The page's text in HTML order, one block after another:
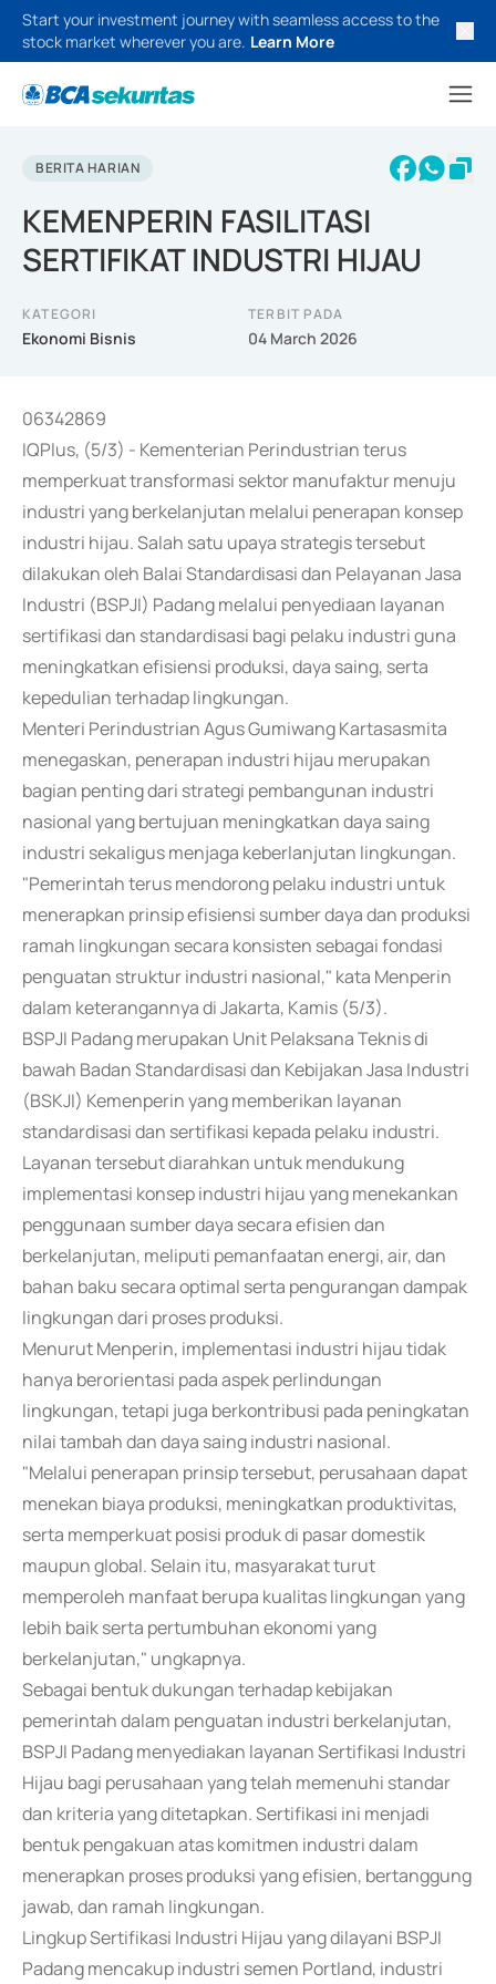
Start your investment journey with seamless access to the
stock market wherever you are. Learn More
BERITA HARIAN
KEMENPERIN FASILITASI
SERTIFIKAT INDUSTRI HIJAU
KATEGORI
Ekonomi Bisnis
TERBIT PADA
04 March 2026
06342869
IQPlus, (5/3) - Kementerian Perindustrian terus
memperkuat transformasi sektor manufaktur menuju
industri yang berkelanjutan melalui penerapan konsep
industri hijau. Salah satu upaya strategis tersebut
dilakukan oleh Balai Standardisasi dan Pelayanan Jasa
Industri (BSPJI) Padang melalui penyediaan layanan
sertifikasi dan standardisasi bagi pelaku industri guna
meningkatkan efisiensi produksi, daya saing, serta
kepedulian terhadap lingkungan.
Menteri Perindustrian Agus Gumiwang Kartasasmita
menegaskan, penerapan industri hijau merupakan
bagian penting dari strategi pembangunan industri
nasional yang bertujuan meningkatkan daya saing
industri sekaligus menjaga keberlanjutan lingkungan.
"Pemerintah terus mendorong pelaku industri untuk
menerapkan prinsip efisiensi sumber daya dan produksi
ramah lingkungan secara konsisten sebagai fondasi
penguatan struktur industri nasional," kata Menperin
dalam keterangannya di Jakarta, Kamis (5/3).
BSPJI Padang merupakan Unit Pelaksana Teknis di
bawah Badan Standardisasi dan Kebijakan Jasa Industri
(BSKJI) Kemenperin yang memberikan layanan
standardisasi dan sertifikasi kepada pelaku industri.
Layanan tersebut diarahkan untuk mendukung
implementasi konsep industri hijau yang menekankan
penggunaan sumber daya secara efisien dan
berkelanjutan, meliputi pemanfaatan energi, air, dan
bahan baku secara optimal serta pengurangan dampak
lingkungan dari proses produksi.
Menurut Menperin, implementasi industri hijau tidak
hanya berorientasi pada aspek perlindungan
lingkungan, tetapi juga berkontribusi pada peningkatan
nilai tambah dan daya saing industri nasional.
"Melalui penerapan prinsip tersebut, perusahaan dapat
menekan biaya produksi, meningkatkan produktivitas,
serta memperkuat posisi produk di pasar domestik
maupun global. Selain itu, masyarakat turut
memperoleh manfaat berupa kualitas lingkungan yang
lebih baik serta pertumbuhan ekonomi yang
berkelanjutan," ungkapnya.
Sebagai bentuk dukungan terhadap kebijakan
pemerintah dalam penguatan industri berkelanjutan,
BSPJI Padang menyediakan layanan Sertifikasi Industri
Hijau bagi perusahaan yang telah memenuhi standar
dan kriteria yang ditetapkan. Sertifikasi ini menjadi
bentuk pengakuan atas komitmen industri dalam
menerapkan proses produksi yang efisien, bertanggung
jawab, dan ramah lingkungan.
Lingkup Sertifikasi Industri Hijau yang dilayani BSPJI
Padang mencakup industri semen Portland, industri